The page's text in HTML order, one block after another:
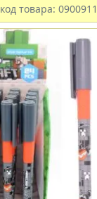
код товара: 0900911